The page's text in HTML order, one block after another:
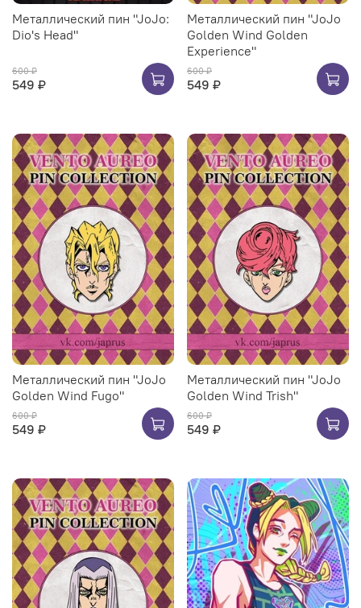
Металлический пин "JoJo:
Dio's Head"
600 ₽
549 ₽
Металлический пин "JoJo
Golden Wind Golden
Experience"
600 ₽
549 ₽
Металлический пин "JoJo
Golden Wind Fugo"
600 ₽
549 ₽
Металлический пин "JoJo
Golden Wind Trish"
600 ₽
549 ₽